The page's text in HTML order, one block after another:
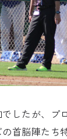
したが、プ
首脳陣たち